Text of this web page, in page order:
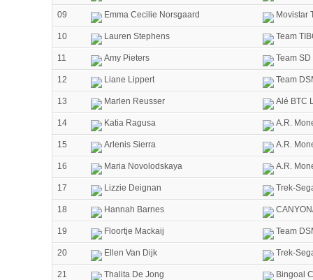
09 Emma Cecilie Norsgaard Movistar
10 Lauren Stephens Team
11 Amy Pieters Team SD
12 Liane Lippert Team
13 Marlen Reusser Alé BTC
14 Katia Ragusa A.R.
15 Arlenis Sierra A.R.
16 Maria Novolodskaya A.R.
17 Lizzie Deignan Trek-
18 Hannah Barnes
19 Floortje Mackaij Team
20 Ellen Van Dijk Trek-
21 Thalita De Jong Bingoal